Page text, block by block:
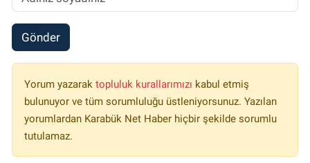
Gönder
Yorum yazarak topluluk kurallarımızı kabul etmiş
bulunuyor ve tüm sorumluluğu üstleniyorsunuz. Yazılan
yorumlardan Karabük Net Haber hiçbir şekilde sorumlu
tutulamaz.